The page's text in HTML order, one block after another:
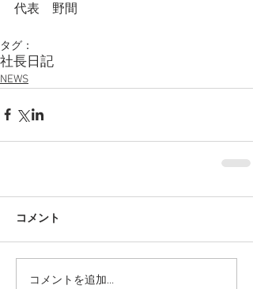
代表　野間
タグ：
社長日記
NEWS
コメント
コメントを追加…